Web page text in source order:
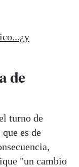
de
turno de
es de
"un cambio